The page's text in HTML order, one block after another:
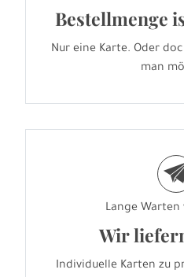
Bestellmenge
Nur eine Karte. Oder
man
Lange
Wir
Individuelle Karten zu